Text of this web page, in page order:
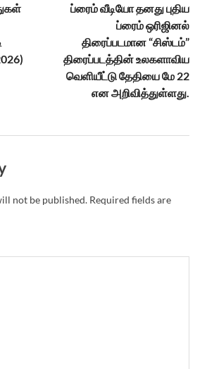
ப்ரைம் வீடியோ தனது புதிய
ப்ரைம் ஒரிஜினல்
திரைப்படமான “சிஸ்டம்”
திரைப்படத்தின் உலகளாவிய
வெளியீட்டு தேதியை மே 22
என அறிவித்துள்ளது.
not be published. Required fields are